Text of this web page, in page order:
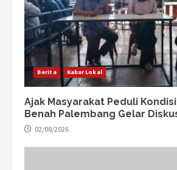
Berita Kabar Lokal
Ajak Masyarakat Peduli
Benah Palembang Gelar
02/08/2026